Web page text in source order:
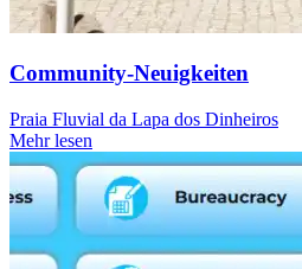
Community-Neuigkeiten
Praia Fluvial da Lapa dos Dinheiros
Mehr lesen